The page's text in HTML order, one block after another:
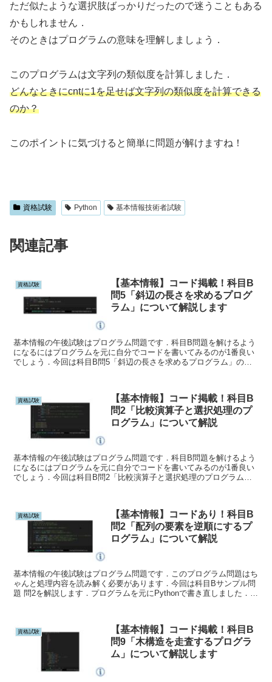
ただ似たような選択肢ばっかりだったので迷うこともある
かもしれません．
そのときはプログラムの意味を理解しましょう．
このプログラムは文字列の類似度を計算しました．
どんなときにcntに1を足せば文字列の類似度を計算できる
のか？
このポイントに気づけると簡単に問題が解けますね！
資格試験 Python 基本情報技術者試験
関連記事
資格試験
【基本情報】コード掲載！科目B
問5「斜辺の長さを求めるプログ
ラム」について解説します
基本情報の午後試験はプログラム問題です．科目B問題を解けるよう
になるにはプログラムを元に自分でコードを書いてみるのが1番良い
でしょう．今回は科目B問5「斜辺の長さを求めるプログラム」の解
資格試験
【基本情報】コード掲載！科目B
問2「比較演算子と選択処理のプ
ログラム」について解説
基本情報の午後試験はプログラム問題です．科目B問題を解けるよう
になるにはプログラムを元に自分でコードを書いてみるのが1番良い
でしょう．今回は科目B問2「比較演算子と選択処理のプログラム」
資格試験
【基本情報】コードあり！科目B
問2「配列の要素を逆順にするプ
ログラム」について解説
基本情報の午後試験はプログラム問題です．このプログラム問題はち
ゃんと処理内容を読み解く必要があります．今回は科目Bサンプル問
題 問2を解説します．プログラムを元にPythonで書き直しました．自
資格試験
【基本情報】コード掲載！科目B
問9「木構造を走査するプログラ
ム」について解説します